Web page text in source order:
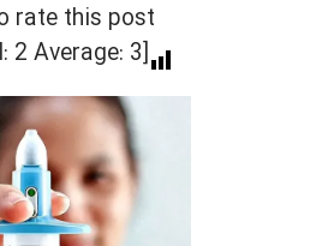
rate this post!
[Total:
2 Average: 3